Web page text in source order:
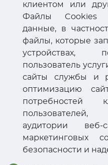
клиентом или
Файлы Cookies
данные, в
файлы, которые
устройствах,
пользователь
сайты службы и
оптимизацию
пользователей,
аудитории веб-
маркетинговых
безопасности и